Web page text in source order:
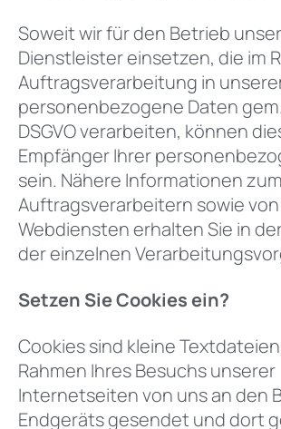
Soweit wir für den Betrieb
Dienstleister einsetzen, die im
Auftragsverarbeitung in
personenbezogene Daten
DSGVO verarbeiten, können
Empfänger Ihrer
sein. Nähere Informationen
Auftragsverarbeitern sowie von
Webdiensten erhalten Sie in
der einzelnen
Setzen Sie Cookies ein?
Cookies sind kleine
Rahmen Ihres Besuchs unserer
Internetseiten von uns an den
Endgeräts gesendet und dort